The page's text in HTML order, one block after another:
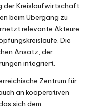
der Kreislaufwirtschaft
beim Übergang zu
relevante Akteure
Die
Ansatz, der
integriert.
Zentrum für
an kooperativen
sich dem